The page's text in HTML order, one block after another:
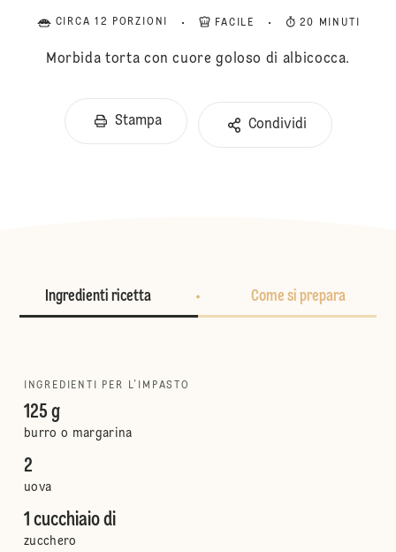
CIRCA 12 PORZIONI FACILE 20 MINUTI
Morbida torta con cuore goloso di albicocca.
Stampa Condividi
Ingredienti ricetta Come si prepara
INGREDIENTI PER L’IMPASTO
125 g
burro o margarina
2
uova
1 cucchiaio di
zucchero